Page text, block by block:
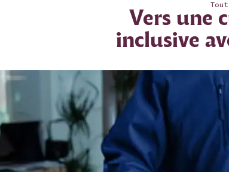
Vers une
inclusive